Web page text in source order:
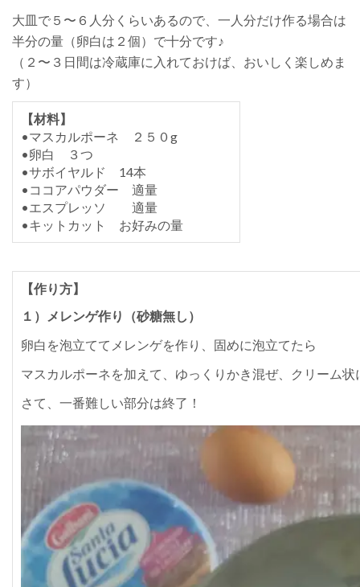
大皿で５〜６人分くらいあるので、一人分だけ作る場合は
半分の量（卵白は２個）で十分です♪
（２〜３日間は冷蔵庫に入れておけば、おいしく楽しめま
す）
【材料】
•マスカルポーネ ２５０g
•卵白 ３つ
•サボイヤルド 14本
•ココアパウダー 適量
•エスプレッソ 適量
•キットカット お好みの量
【作り方】
１）メレンゲ作り（砂糖無し）
卵白を泡立ててメレンゲを作り、固めに泡立てたら
マスカルポーネを加えて、ゆっくりかき混ぜ、クリーム状
さて、一番難しい部分は終了！